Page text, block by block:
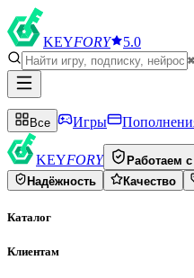
KEYFORY 5.0
Все Игры
KEYFORY Работаем с
Надёжность
Качество
Каталог
Клиентам